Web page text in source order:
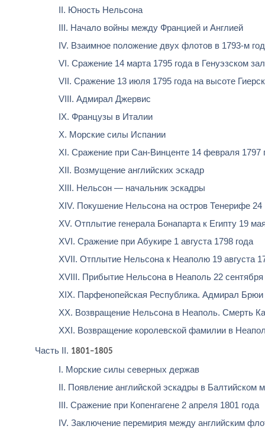
II. Юность Нельсона
III. Начало войны между Францией и Англией
IV. Взаимное положение двух флотов в 1793-м
VI. Сражение 14 марта 1795 года в Генуэзском
VII. Сражение 13 июля 1795 года на высоте
VIII. Адмирал Джервис
IX. Французы в Италии
X. Морские силы Испании
XI. Сражение при Сан-Винценте 14 февраля 1797
XII. Возмущение английских эскадр
XIII. Нельсон — начальник эскадры
XIV. Покушение Нельсона на остров Тенерифе 24
XV. Отплытие генерала Бонапарта к Египту 19
XVI. Сражение при Абукире 1 августа 1798 года
XVII. Отплытие Нельсона к Неаполю 19 августа
XVIII. Прибытие Нельсона в Неаполь 22
XIX. Парфенопейская Республика. Адмирал
XX. Возвращение Нельсона в Неаполь. Смерть
XXI. Возвращение королевской фамилии в
Часть II. 1801–1805
I. Морские силы северных держав
II. Появление английской эскадры в Балтийском
III. Сражение при Копенгагене 2 апреля 1801 года
IV. Заключение перемирия между английским